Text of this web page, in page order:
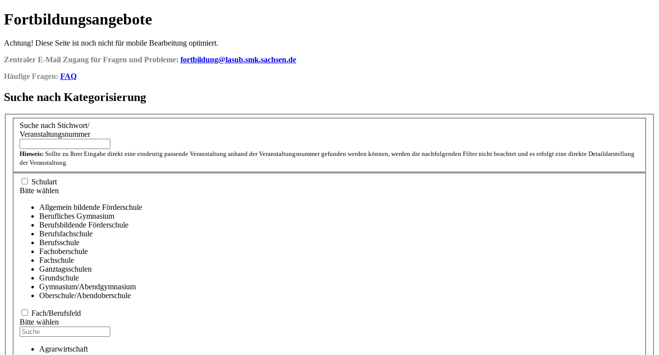
Fortbildungsangebote
Achtung! Diese Seite ist noch nicht für mobile Bearbeitung optimiert.
Zentraler E-Mail Zugang für Fragen und Probleme: fortbildung@lasub.smk.sachsen.de
Häufige Fragen: FAQ
Suche nach Kategorisierung
Suche nach Stichwort/
Veranstaltungsnummer
Hinweis: Sollte zu Ihrer Eingabe direkt eine eindeutig passende Veranstaltung anhand der Veranstaltungsnummer gefunden werden können, werden die nachfolgenden Filter nicht beachtet und es erfolgt eine direkte Detaildarstellung
der Veranstaltung.
Schulart
Bitte wählen
Allgemein bildende Förderschule
Berufliches Gymnasium
Berufsbildende Förderschule
Berufsfachschule
Berufsschule
Fachoberschule
Fachschule
Ganztagsschulen
Grundschule
Gymnasium/Abendgymnasium
Oberschule/Abendoberschule
Fach/Berufsfeld
Bitte wählen
Agrarwirtschaft